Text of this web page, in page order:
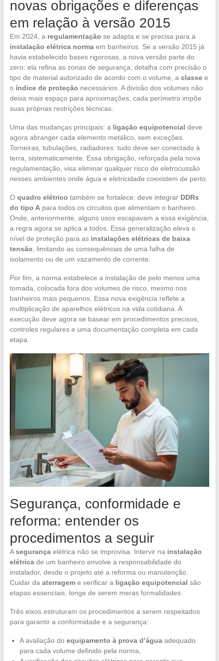
novas obrigações e diferenças
em relação à versão 2015
Em 2024, a regulamentação se adapta e se precisa para a
instalação elétrica normaem banheiros. Se a versão 2015 já
havia estabelecido bases rigorosas, a nova versão parte do
zero: ela refina as zonas de segurança, detalha com precisão o
tipo de material autorizado de acordo com o volume, a classee
o índice de proteção necessários. A divisão dos volumes não
deixa mais espaço para aproximações, cada perímetro impõe
suas próprias restrições técnicas.
Uma das mudanças principais: a ligação equipotencial deve
agora abranger cada elemento metálico, sem exceções.
Torneiras, tubulações, radiadores: tudo deve ser conectado à
terra, sistematicamente. Essa obrigação, reforçada pela nova
regulamentação, visa eliminar qualquer risco de eletrocussão
nesses ambientes onde água e eletricidade coexistem de perto.
O quadro elétrico também se fortalece: deve integrar DDRs
do tipo Apara todos os circuitos que alimentam o banheiro.
Onde, anteriormente, alguns usos escapavam a essa exigência,
a regra agora se aplica a todos. Essa generalização eleva o
nível de proteção para as instalações elétricas de baixa
tensão , limitando as consequências de uma falha de
isolamento ou de um vazamento de corrente.
Por fim, a norma estabelece a instalação de pelo menos uma
tomada, colocada fora dos volumes de risco, mesmo nos
banheiros mais pequenos. Essa nova exigência reflete a
multiplicação de aparelhos elétricos na vida cotidiana. A
execução deve agora se basear em procedimentos precisos,
controles regulares e uma documentação completa em cada
etapa.
Segurança, conformidade e
reforma: entender os
procedimentos a seguir
Asegurançaelétrica não se improvisa. Intervir na instalação
elétricade um banheiro envolve a responsabilidade do
instalador, desde o projeto até a reforma ou manutenção.
Cuidar da aterrageme verificar a ligação equipotencial são
etapas essenciais, longe de serem meras formalidades.
Três eixos estruturam os procedimentos a serem respeitados
para garantir a conformidade e a segurança:
A avaliação do equipamento à prova d’águaadequado
para cada volume definido pela norma,